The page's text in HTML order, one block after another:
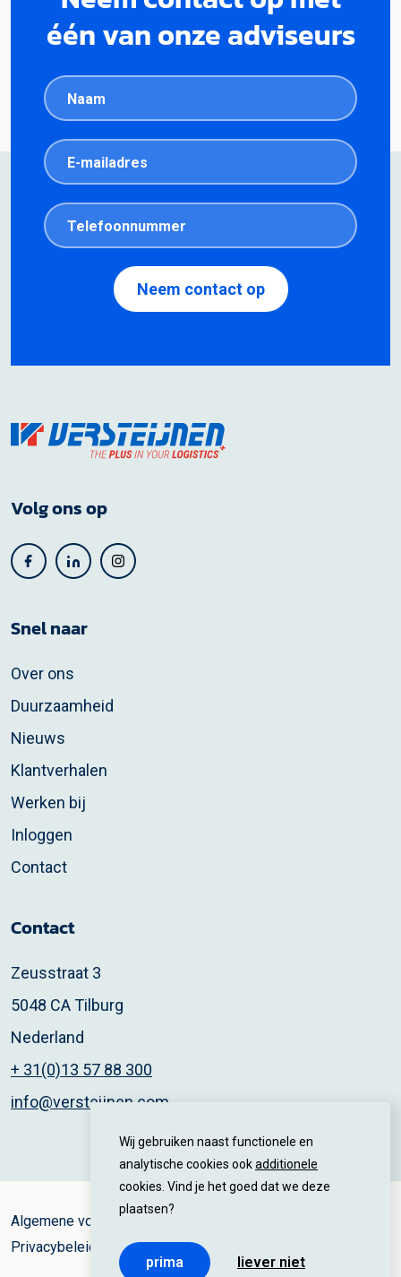
Wij gebruiken naast functionele en
analytische cookies ookadditionele
cookies. Vind je het goed dat we deze
plaatsen?
prima liever niet
één van onze adviseurs
Volg ons op
Snel naar
Over ons
Duurzaamheid
Nieuws
Klantverhalen
Werken bij
Inloggen
Contact
Contact
Zeusstraat 3
5048 CA Tilburg
Nederland
+ 31(0)13 57 88 300
info@versteijnen.com
Algemene voorwaarden
Privacybeleid